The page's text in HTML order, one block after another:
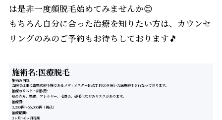
は是非一度顔脱毛始めてみませんか😊
もちろん自分に合った治療を知りたい方は、カウンセ
リングのみのご予約もお待ちしております🎵
施術名:医療脱毛
施術の内容
当院では主に蓄熱式脱⽑機であるメディオスターNeXT PROを⽤いた医療脱⽑を⾏なっております。
治療のリスク・副作用
肌の赤み、熱傷、アレルギー、毛嚢炎、硬毛化などのリスクがあります。
治療費
3,300円〜66,000円（税込）
治療期間
3ヶ月～6ヶ月程度